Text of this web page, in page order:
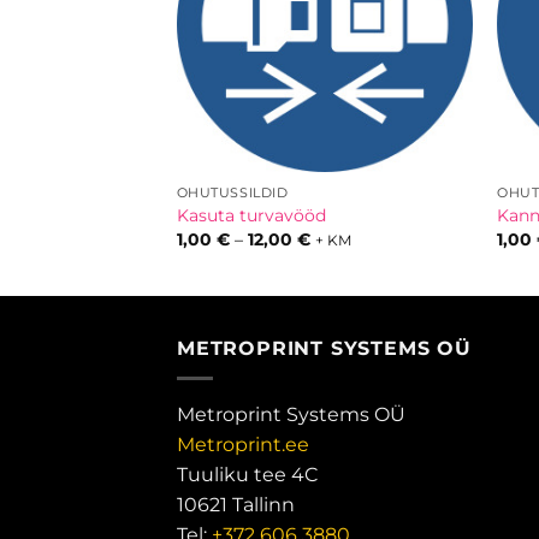
OHUTUSSILDID
Kasuta turvavööd
1,00 € – 12,00 €Hinnavahemik:
+ KM
1,00
METROPRINT SYSTEMS OÜ
Metroprint Systems OÜ
Metroprint.ee
Tuuliku tee 4C
10621 Tallinn
Tel: +372 606 3880